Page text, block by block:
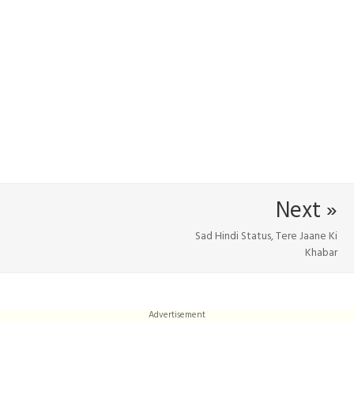
Next »
Sad Hindi Status, Tere Jaane Ki
Khabar
Advertisement